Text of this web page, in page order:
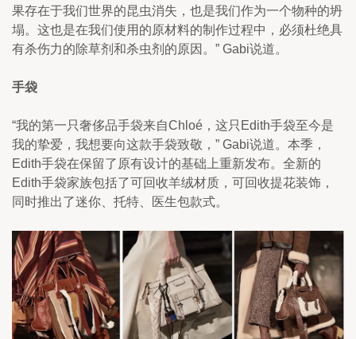
果存在于我们世界的昆虫消失，也是我们作为一个物种的坍
塌。这也是在我们使用的原材料的制作过程中，必须杜绝具
有杀伤力的除草剂和杀虫剂的原因。” Gabi说道。
手袋
“我的第一只奢侈品手袋来自Chloé，这只Edith手袋至今是
我的挚爱，我想要向这款手袋致敬，” Gabi说道。本季，
Edith手袋在保留了原有设计的基础上重新发布。全新的
Edith手袋家族包括了可回收羊绒材质，可回收提花装饰，
同时推出了迷你、托特、医生包款式。